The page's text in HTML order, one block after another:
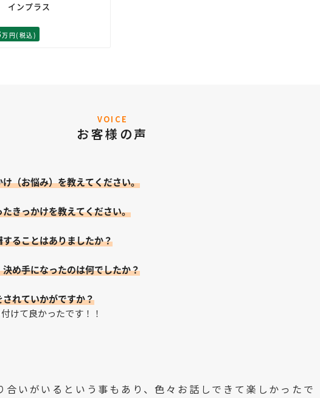
インプラス
万円(税込)
VOICE
お客様の声
（お悩み）を教えてください。
きっかけを教えてください。
ることはありましたか？
め手になったのは何でしたか？
れていかがですか？
けて良かったです！！
合いがいるという事もあり、色々お話しできて楽しかったで